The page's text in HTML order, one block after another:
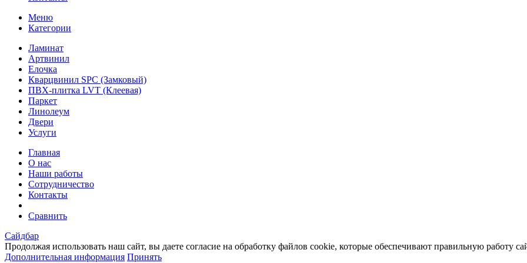
Меню
Категории
Ламинат
Артвинил
Елочка
Кварцвинил SPC (Замковый)
ПВХ-плитка LVT (Клеевая)
Паркет
Линолеум
Двери
Услуги
Главная
О нас
Наши работы
Сотрудничество
Контакты
Сравнить
Сайдбар
Продолжая использовать наш сайт, вы даете согласие на обработку файлов cookie, которые обеспечивают правильную работу
Дополнительная информация Принять